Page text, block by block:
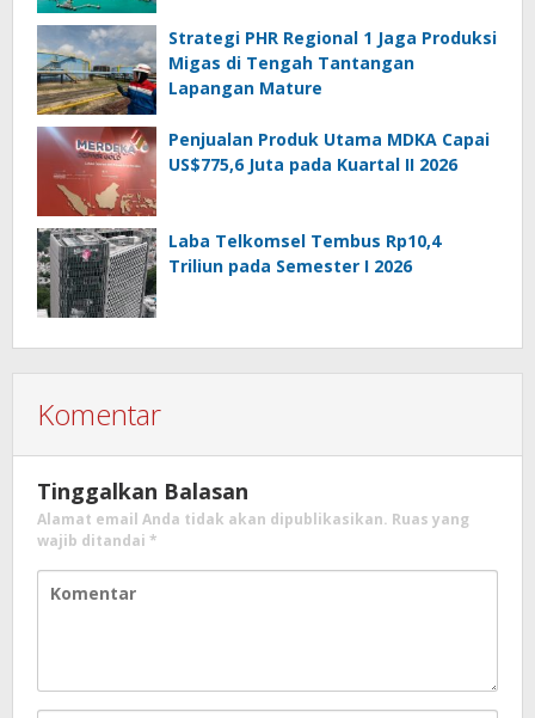
Strategi PHR Regional 1 Jaga Produksi
Migas di Tengah Tantangan
Lapangan Mature
Penjualan Produk Utama MDKA Capai
US$775,6 Juta pada Kuartal II 2026
Laba Telkomsel Tembus Rp10,4
Triliun pada Semester I 2026
Komentar
Tinggalkan Balasan
Alamat email Anda tidak akan dipublikasikan. Ruas yang
wajib ditandai *